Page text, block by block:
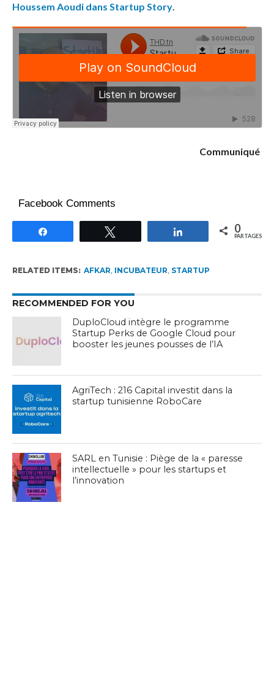
Houssem Aoudi dans Startup Story.
Communiqué
Facebook Comments
Partagez 0
PARTAGES
RELATED ITEMS: AFKAR, INCUBATEUR, STARTUP
RECOMMENDED FOR YOU
DuploCloud intègre le programme
Startup Perks de Google Cloud pour
booster les jeunes pousses de l’IA
AgriTech : 216 Capital investit dans la
startup tunisienne RoboCare
SARL en Tunisie : Piège de la « paresse
intellectuelle » pour les startups et
l’innovation